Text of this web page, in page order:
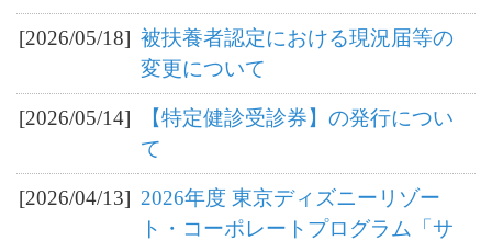
[2026/05/18] 被扶養者認定における現況届等の
変更について
[2026/05/14]
【特定健診受診券】の発行につい
て
[2026/04/13] 2026年度 東京ディズニーリゾー
ト・コーポレートプログラム「サ